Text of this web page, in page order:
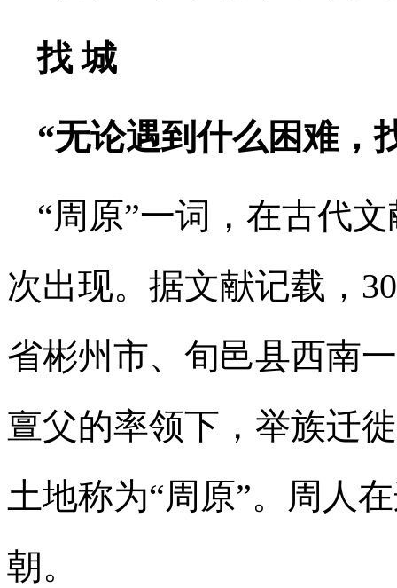
找 城
“无论遇到什么困难，
“周原”一词，在古代
次出现。据文献记载，
省彬州市、旬邑县西南
亶父的率领下，举族迁
土地称为“周原”。周人
朝。